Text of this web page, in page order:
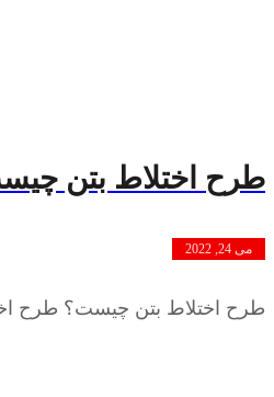
طرح اختلاط بتن
می 24, 2022
طرح اختلاط بتن چیست؟ طرح